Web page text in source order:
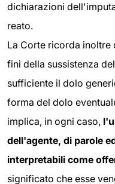
dichiarazioni
reato.
La Corte ricorda inoltre
fini della sussistenza
sufficiente il dolo
forma del dolo
implica, in ogni caso,
dell'agente, di parole
interpretabili come
significato che esse